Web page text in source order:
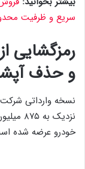
سریع و ظرفیت
رمزگشایی
و حذف
نزدیک
خودرو عرضه شده